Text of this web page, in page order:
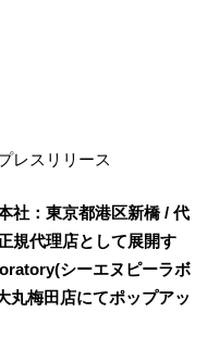
レスリリース
社：東京都港区新橋 / 代
規代理店として展開す
シーエヌピーラボ
丸梅田店にてポップアッ